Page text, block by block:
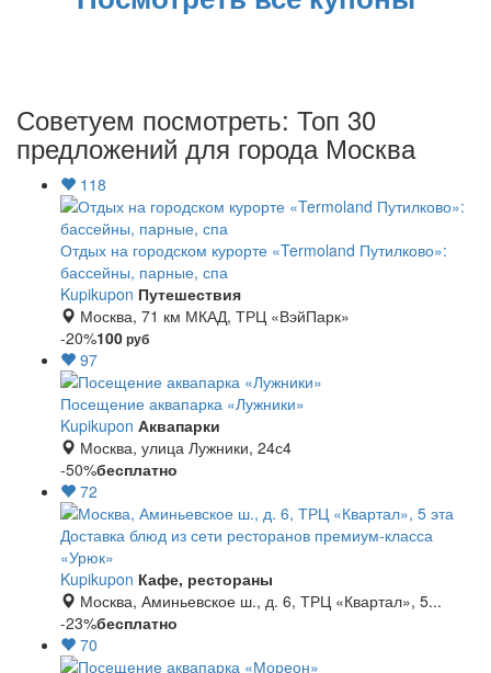
Советуем посмотреть: Топ 30
предложений для города Москва
118
Отдых на городском курорте «Termoland Путилково»:
бассейны, парные, спа
Kupikupon Путешествия
Москва, 71 км МКАД, ТРЦ «ВэйПарк»
-20%100руб
97
Посещение аквапарка «Лужники»
Kupikupon Аквапарки
Москва, улица Лужники, 24с4
-50%бесплатно
72
Доставка блюд из сети ресторанов премиум-класса
«Урюк»
Kupikupon Кафе, рестораны
Москва, Аминьевское ш., д. 6, ТРЦ «Квартал», 5...
-23%бесплатно
70